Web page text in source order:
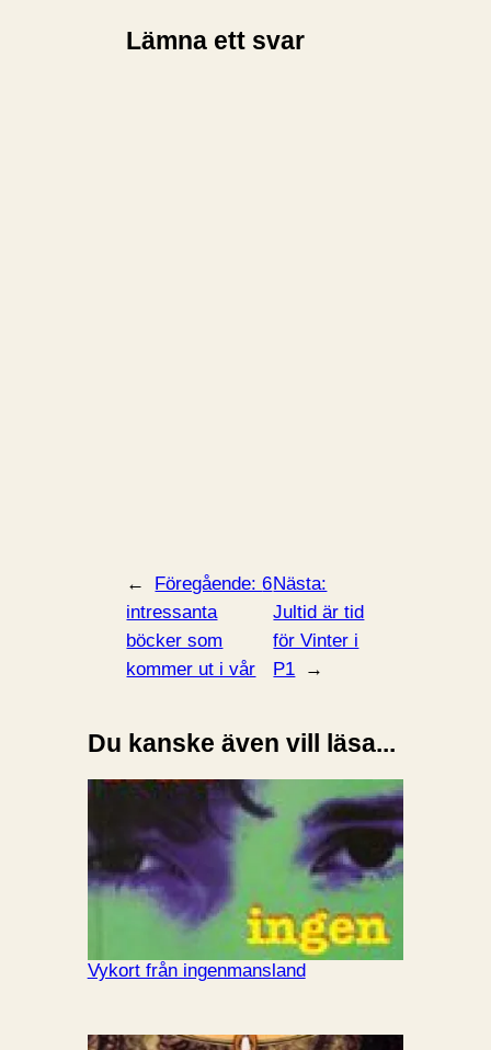
Lämna ett svar
← Föregående:6
intressanta
böcker som
kommer ut i vår
Nästa:
Jultid är tid
för Vinter i
P1
→
Du kanske även vill läsa...
Vykort från ingenmansland